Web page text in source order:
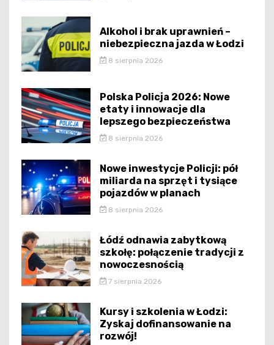
Alkohol i brak uprawnień –
niebezpieczna jazda w Łodzi
8 sierpnia 2026
Polska Policja 2026: Nowe
etaty i innowacje dla
lepszego bezpieczeństwa
8 sierpnia 2026
Nowe inwestycje Policji: pół
miliarda na sprzęt i tysiące
pojazdów w planach
8 sierpnia 2026
Łódź odnawia zabytkową
szkołę: połączenie tradycji z
nowoczesnością
7 sierpnia 2026
Kursy i szkolenia w Łodzi:
Zyskaj dofinansowanie na
rozwój!